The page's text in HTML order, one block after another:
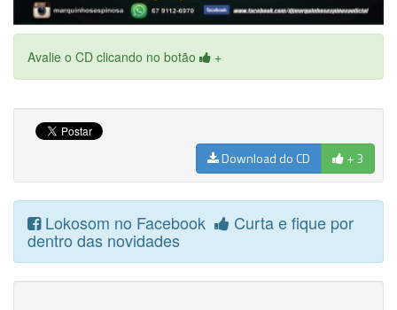
Avalie o CD clicando no botão +
Download do CD + 3
Lokosom no Facebook Curta e fique por
dentro das novidades